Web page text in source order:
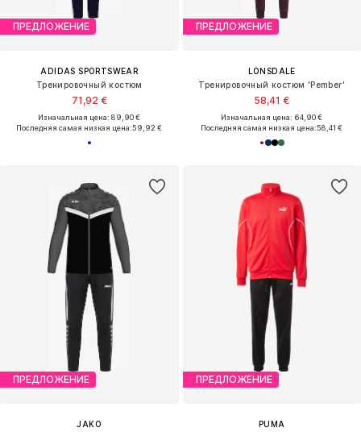
ПРЕДЛОЖЕНИЕ
ADIDAS SPORTSWEAR
Тренировочный костюм
71,92 €
Изначальная цена: 89,90 €
Последняя самая низкая цена:59,92 €
ПРЕДЛОЖЕНИЕ
LONSDALE
Тренировочный костюм 'Pember'
58,41 €
Изначальная цена: 64,90 €
Последняя самая низкая цена:58,41 €
ПРЕДЛОЖЕНИЕ
JAKO
ПРЕДЛОЖЕНИЕ
PUMA